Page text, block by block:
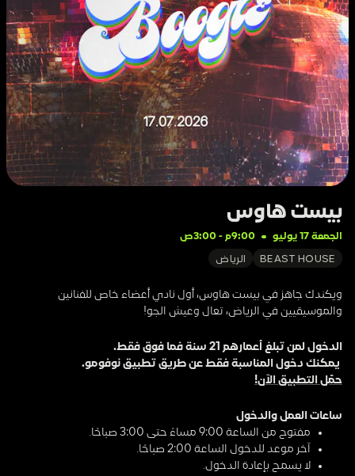
بيست هاوس
الجمعة 17 يوليو 9:00م - 3:00ص
BEAST HOUSE الرياض
والموسيقيين في الرياض، تعال وعيش الجو!
الدخول لمن تبلغ أعمارهم 21 سنة فما فوق فقط.
يمكنك دخول المناسبة فقط عن طريق تطبيق نوفومو.
حمّل التطبيق الآن!
ساعات العمل والدخول
مفتوح من الساعة 9:00 مساءً حتى 3:00 صباحًا.
آخر موعد للدخول الساعة 2:00 صباحًا.
لا يسمح بإعادة الدخول.